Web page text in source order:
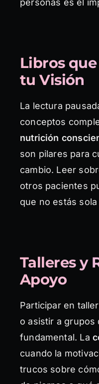
personas es el
Libros
tu Visión
La lectura
conceptos
nutrición
son pilares para
cambio. Leer
otros pacientes
que no estás
Talleres y
Apoyo
Participar en
o asistir a grupos
fundamental. La
cuando la
trucos sobre